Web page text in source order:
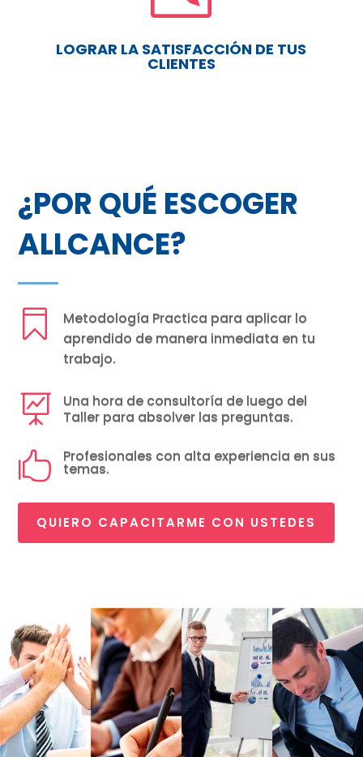
LOGRAR LA SATISFACCIÓN DE TUS
CLIENTES
¿POR QUÉ ESCOGER
ALLCANCE?

Metodología Practica para aplicar lo
aprendido de manera inmediata en tu
trabajo.

Una hora de consultoría de luego del
Taller para absolver las preguntas.
 Profesionales con alta experiencia en sus
temas.
QUIERO CAPACITARME CON USTEDES